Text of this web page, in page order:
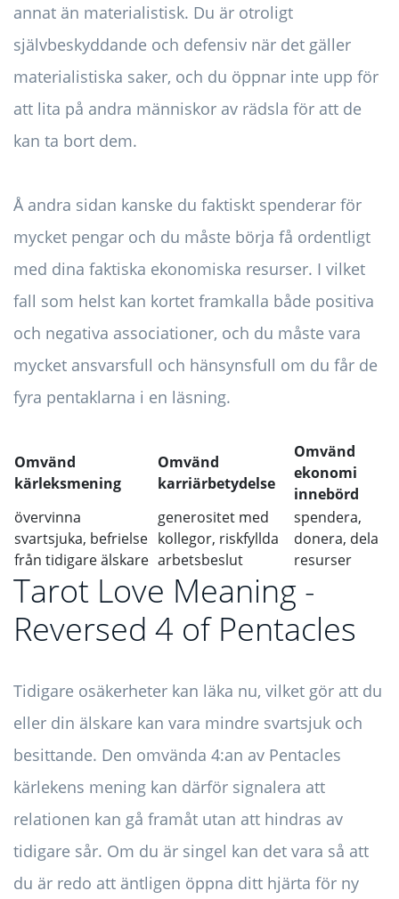
annat än materialistisk. Du är otroligt
självbeskyddande och defensiv när det gäller
materialistiska saker, och du öppnar inte upp för
att lita på andra människor av rädsla för att de
kan ta bort dem.
Å andra sidan kanske du faktiskt spenderar för
mycket pengar och du måste börja få ordentligt
med dina faktiska ekonomiska resurser. I vilket
fall som helst kan kortet framkalla både positiva
och negativa associationer, och du måste vara
mycket ansvarsfull och hänsynsfull om du får de
fyra pentaklarna i en läsning.
Omvänd
kärleksmening
Omvänd
karriärbetydelse
Omvänd
ekonomi
innebörd
övervinna
svartsjuka, befrielse
från tidigare älskare
generositet med
kollegor, riskfyllda
arbetsbeslut
spendera,
donera, dela
resurser
Tarot Love Meaning -
Reversed 4 of Pentacles
Tidigare osäkerheter kan läka nu, vilket gör att du
eller din älskare kan vara mindre svartsjuk och
besittande. Den omvända 4:an av Pentacles
kärlekens mening kan därför signalera att
relationen kan gå framåt utan att hindras av
tidigare sår. Om du är singel kan det vara så att
du är redo att äntligen öppna ditt hjärta för ny